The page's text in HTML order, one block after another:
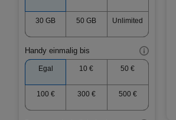
30 GB 50 GB Unlimited
Handy einmalig bis
Egal 10 € 50 €
100 € 300 € 500 €